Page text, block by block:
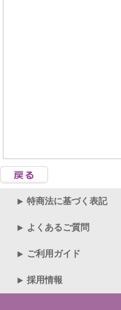
特商法に基づく表記
よくあるご質問
ご利用ガイド
採用情報